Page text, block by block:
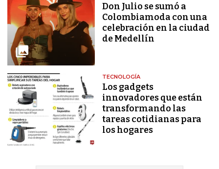
Don Julio se sumó a
Colombiamoda con una
celebración en la ciudad
de Medellín
TECNOLOGÍA
Los gadgets
innovadores que están
transformando las
tareas cotidianas para
los hogares